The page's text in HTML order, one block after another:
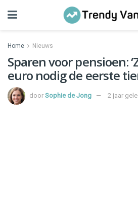
Home Nieuws
Sparen voor pensioen:
euro nodig de eerste
door Sophie de Jong 2 jaar